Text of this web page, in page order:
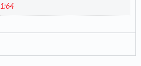
1:64